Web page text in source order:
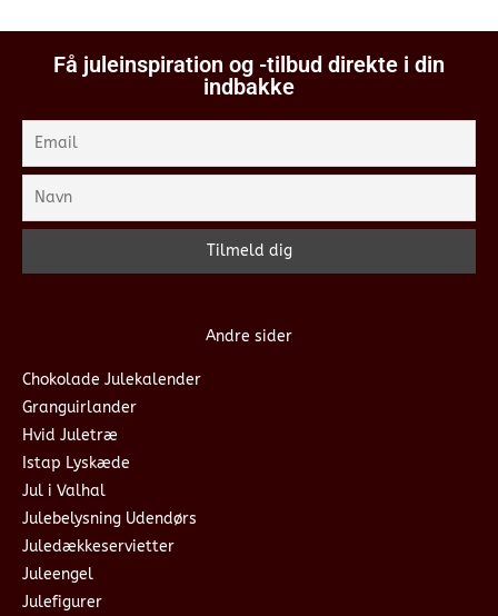
Få juleinspiration og -tilbud direkte i din
indbakke
Andre sider
Chokolade Julekalender
Granguirlander
Hvid Juletræ
Istap Lyskæde
Jul i Valhal
Julebelysning Udendørs
Juledækkeservietter
Juleengel
Julefigurer